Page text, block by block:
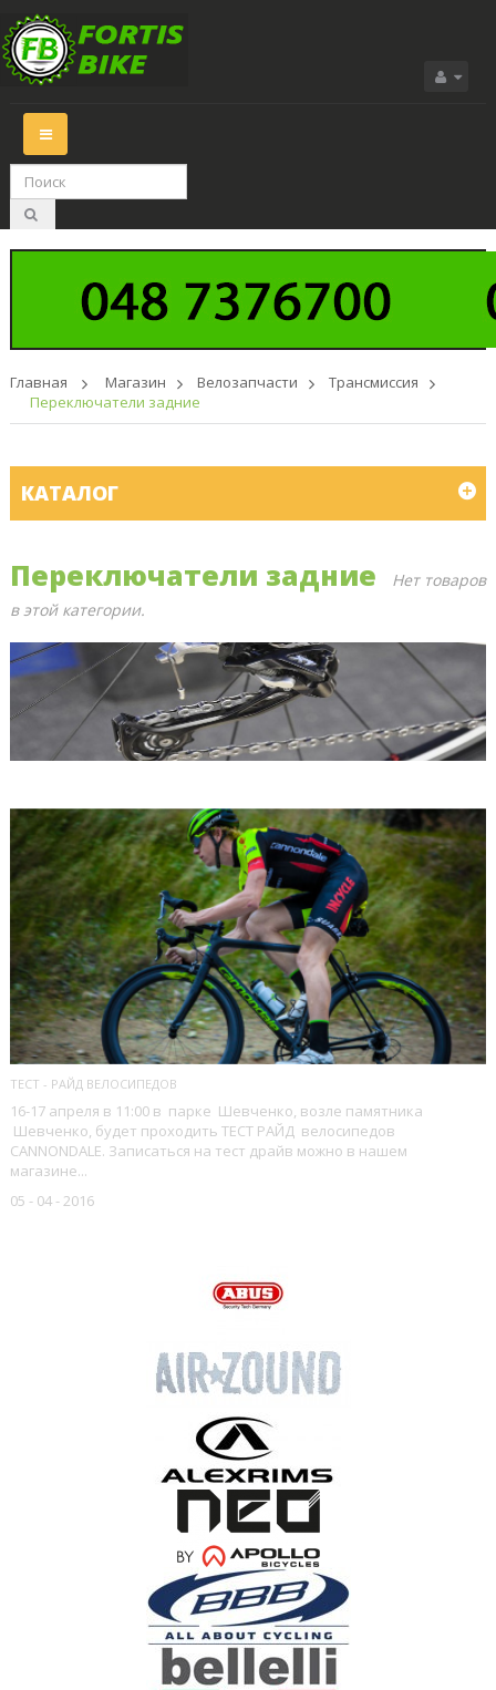
Переключить
навигации
Главная > Магазин > Велозапчасти >
Трансмиссия
Переключатели задние
КАТАЛОГ
Переключатели задние
Нет товаров
в этой категории.
ТЕСТ - РАЙД ВЕЛОСИПЕДОВ
16-17 апреля в 11:00 в парке Шевченко, возле памятника
Шевченко, будет проходить ТЕСТ РАЙД велосипедов
CANNONDALE. Записаться на тест драйв можно в нашем
магазине...
05 - 04 - 2016